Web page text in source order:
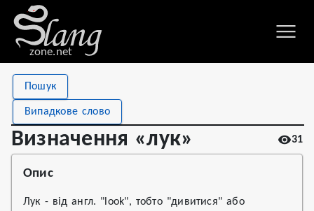
zone.net
Пошук
Випадкове слово
Визначення «лук» 31
Визначення «лук»
Stat
Views
Definitions 1
Опис
Лук - від англ. "look", тобто "дивитися" або